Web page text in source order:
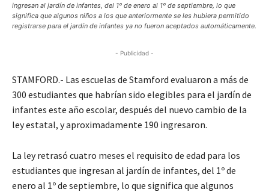
ingresan al jardín de infantes, del 1º de enero al 1º de septiembre, lo que
significa que algunos niños a los que anteriormente se les hubiera permitido
registrarse para el jardín de infantes ya no fueron aceptados automáticamente.
- Publicidad -
STAMFORD.- Las escuelas de Stamford evaluaron a más de
300 estudiantes que habrían sido elegibles para el jardín de
infantes este año escolar, después del nuevo cambio de la
ley estatal, y aproximadamente 190 ingresaron.
La ley retrasó cuatro meses el requisito de edad para los
estudiantes que ingresan al jardín de infantes, del 1º de
enero al 1º de septiembre, lo que significa que algunos